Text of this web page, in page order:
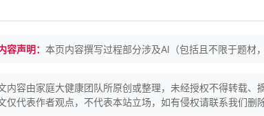
容声明： 本页内容撰写过程部分涉及AI（包括且不限于题材
内容由家庭大健康团队所原创或整理，未经授权不得转载、
仅代表作者观点，不代表本站立场，如有侵权请联系我们删除